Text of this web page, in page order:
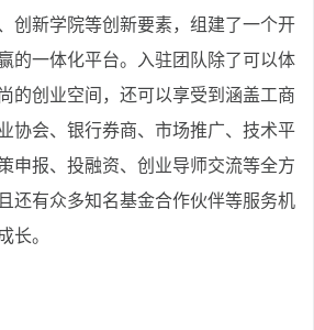
创新学院等创新要素，组建了一个开
的一体化平台。入驻团队除了可以体
的创业空间，还可以享受到涵盖工商
协会、银行券商、市场推广、技术平
申报、投融资、创业导师交流等全方
还有众多知名基金合作伙伴等服务机
长。